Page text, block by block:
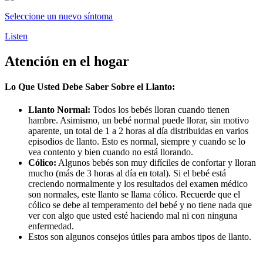
Seleccione un nuevo síntoma
Listen
Atención en el hogar
Lo Que Usted Debe Saber Sobre el Llanto:
Llanto Normal: Todos los bebés lloran cuando tienen
hambre. Asimismo, un bebé normal puede llorar, sin motivo
aparente, un total de 1 a 2 horas al día distribuidas en varios
episodios de llanto. Esto es normal, siempre y cuando se lo
vea contento y bien cuando no está llorando.
Cólico: Algunos bebés son muy difíciles de confortar y lloran
mucho (más de 3 horas al día en total). Si el bebé está
creciendo normalmente y los resultados del examen médico
son normales, este llanto se llama cólico. Recuerde que el
cólico se debe al temperamento del bebé y no tiene nada que
ver con algo que usted esté haciendo mal ni con ninguna
enfermedad.
Estos son algunos consejos útiles para ambos tipos de llanto.